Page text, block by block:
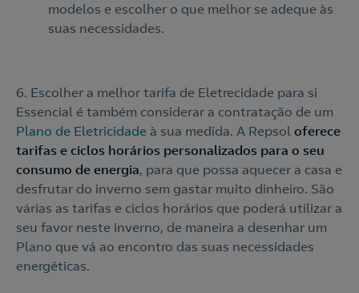
modelos e escolher o que melhor se adeque às
suas necessidades.
6. Escolher a melhor tarifa de Eletrecidade para si
Essencial é também considerar a contratação de um
Plano de Eletricidade à sua medida. A Repsol oferece
tarifas e ciclos horários personalizados para o seu
consumo de energia, para que possa aquecer a casa e
desfrutar do inverno sem gastar muito dinheiro. São
várias as tarifas e ciclos horários que poderá utilizar a
seu favor neste inverno, de maneira a desenhar um
Plano que vá ao encontro das suas necessidades
energéticas.